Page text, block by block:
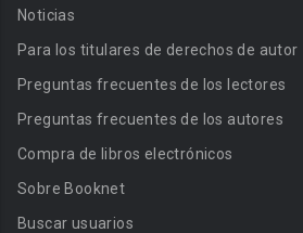
Noticias
Para los titulares de derechos de autor
Preguntas frecuentes de los lectores
Preguntas frecuentes de los autores
Compra de libros electrónicos
Sobre Booknet
Buscar usuarios